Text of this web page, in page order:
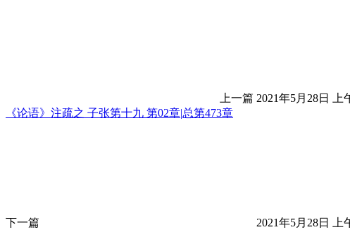
上一篇 2021年5月28日 上
《论语》注疏之 子张第十九 第02章|总第473章
下一篇 2021年5月28日 上